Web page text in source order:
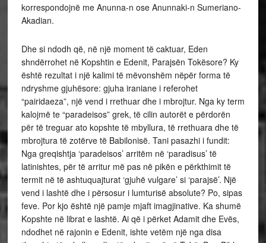
korrespondojnë me Anunna-n ose Anunnaki-n Sumeriano-
Akadian.
Dhe si ndodh që, në një moment të caktuar, Eden
shndërrohet në Kopshtin e Edenit, Parajsën Tokësore? Ky
është rezultat i një kalimi të mëvonshëm nëpër forma të
ndryshme gjuhësore: gjuha iraniane i referohet
“pairidaeza”, një vend i rrethuar dhe i mbrojtur. Nga ky term
kalojmë te “paradeisos” grek, të cilin autorët e përdorën
për të treguar ato kopshte të mbyllura, të rrethuara dhe të
mbrojtura të zotërve të Babilonisë. Tani pasazhi i fundit:
Nga greqishtja ‘paradeisos’ arritëm në ‘paradisus’ të
latinishtes, për të arritur më pas në pikën e përkthimit të
termit në të ashtuquajturat ‘gjuhë vulgare’ si ‘parajsë’. Një
vend i lashtë dhe i përsosur i lumturisë absolute? Po, sipas
feve. Por kjo është një pamje mjaft imagjinative. Ka shumë
Kopshte në librat e lashtë. Ai që i përket Adamit dhe Evës,
ndodhet në rajonin e Edenit, ishte vetëm një nga disa